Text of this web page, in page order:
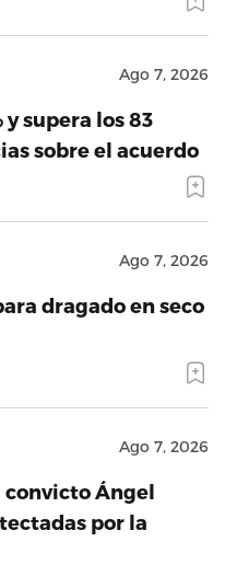
Ago 7, 2026
y supera los 83
sobre el acuerdo
Ago 7, 2026
dragado en seco
Ago 7, 2026
convicto Ángel
por la